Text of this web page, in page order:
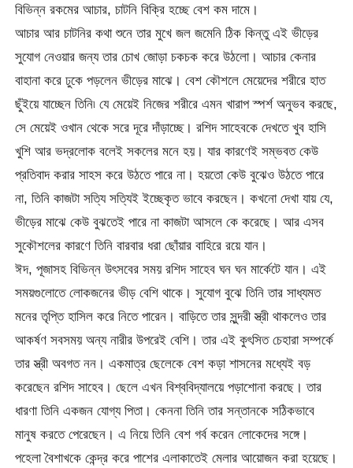
বিভিন্ন রকমের আচার, চাটনি বিক্রি হচ্ছে বেশ কম দামে।
আচার আর চাটনির কথা শুনে তার মুখে জল জমেনি ঠিক কিন্তু এই ভীড়ের
সুযোগ নেওয়ার জন্য তার চোখ জোড়া চকচক করে উঠলো। আচার কেনার
বাহানা করে ঢুকে পড়লেন ভীড়ের মাঝে। বেশ কৌশলে মেয়েদের শরীরে হাত
ছুঁইয়ে যাচ্ছেন তিনি৷ যে মেয়েই নিজের শরীরে এমন খারাপ স্পর্শ অনুভব করছে,
সে মেয়েই ওখান থেকে সরে দূরে দাঁড়াচ্ছে। রশিদ সাহেবকে দেখতে খুব হাসি
খুশি আর ভদ্রলোক বলেই সকলের মনে হয়। যার কারণেই সম্ভবত কেউ
প্রতিবাদ করার সাহস করে উঠতে পারে না। হয়তো কেউ বুঝেও উঠতে পারে
না, তিনি কাজটা সত্যি সত্যিই ইচ্ছেকৃত ভাবে করছেন। কখনো দেখা যায় যে,
ভীড়ের মাঝে কেউ বুঝতেই পারে না কাজটা আসলে কে করেছে। আর এসব
সুকৌশলের কারণে তিনি বারবার ধরা ছোঁয়ার বাহিরে রয়ে যান।
ঈদ, পূজাসহ বিভিন্ন উৎসবের সময় রশিদ সাহেব ঘন ঘন মার্কেটে যান। এই
সময়গুলোতে লোকজনের ভীড় বেশি থাকে। সুযোগ বুঝে তিনি তার সাধ্যমত
মনের তৃপ্তি হাসিল করে নিতে পারেন। বাড়িতে তার সুন্দরী স্ত্রী থাকলেও তার
আকর্ষণ সবসময় অন্য নারীর উপরেই বেশি। তার এই কুৎসিত চেহারা সম্পর্কে
তার স্ত্রী অবগত নন। একমাত্র ছেলেকে বেশ কড়া শাসনের মধ্যেই বড়
করেছেন রশিদ সাহেব। ছেলে এখন বিশ্ববিদ্যালয়ে পড়াশোনা করছে। তার
ধারণা তিনি একজন যোগ্য পিতা। কেননা তিনি তার সন্তানকে সঠিকভাবে
মানুষ করতে পেরেছেন। এ নিয়ে তিনি বেশ গর্ব করেন লোকেদের সঙ্গে।
পহেলা বৈশাখকে কেন্দ্র করে পাশের এলাকাতেই মেলার আয়োজন করা হয়েছে।